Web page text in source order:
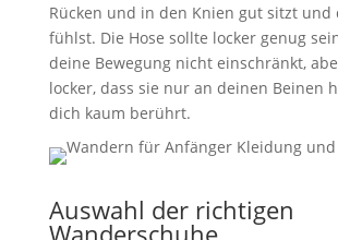
Rücken und in den Knien gut sitzt und
fühlst. Die Hose sollte locker genug
deine Bewegung nicht einschränkt,
locker, dass sie nur an deinen Beinen
dich kaum berührt.
Auswahl der richtigen